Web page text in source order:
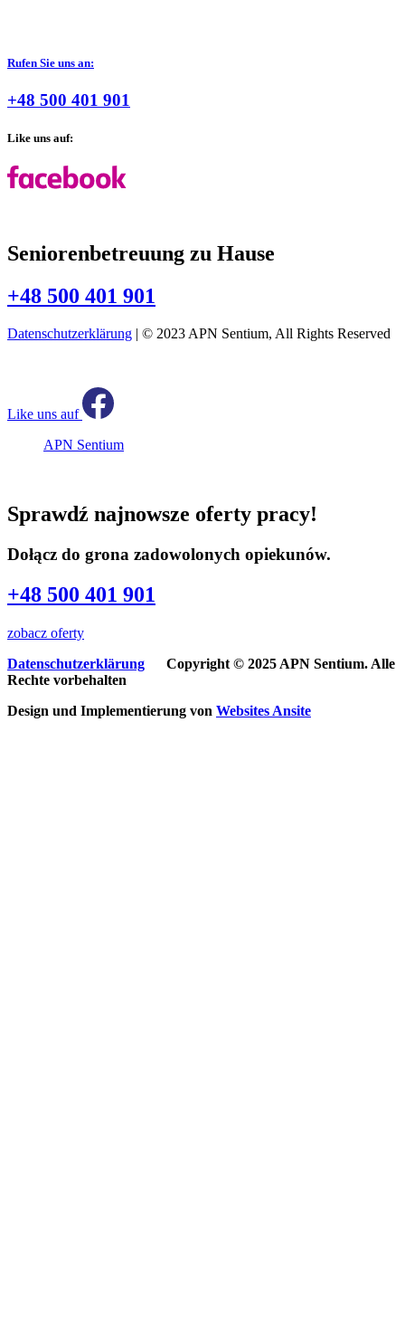
Rufen Sie uns an:
+48 500 401 901
Like uns auf:
Seniorenbetreuung zu Hause
+48 500 401 901
Datenschutzerklärung | © 2023 APN Sentium, All Rights Reserved
Like uns auf
APN Sentium
Sprawdź najnowsze oferty pracy!
Dołącz do grona zadowolonych opiekunów.
+48 500 401 901
zobacz oferty
Datenschutzerklärung
Copyright © 2025 APN Sentium. Alle
Rechte vorbehalten
Design und Implementierung von Websites Ansite